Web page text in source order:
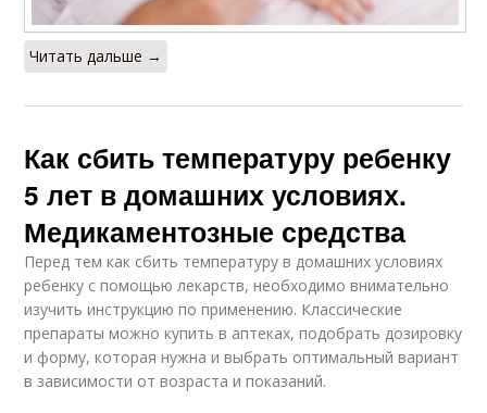
Читать дальше →
Как сбить температуру ребенку
5 лет в домашних условиях.
Медикаментозные средства
Перед тем как сбить температуру в домашних условиях
ребенку с помощью лекарств, необходимо внимательно
изучить инструкцию по применению. Классические
препараты можно купить в аптеках, подобрать дозировку
и форму, которая нужна и выбрать оптимальный вариант
в зависимости от возраста и показаний.